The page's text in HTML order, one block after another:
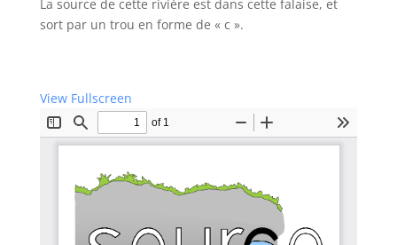
La source de cette rivière est dans cette falaise, et
sort par un trou en forme de « c ».
View Fullscreen